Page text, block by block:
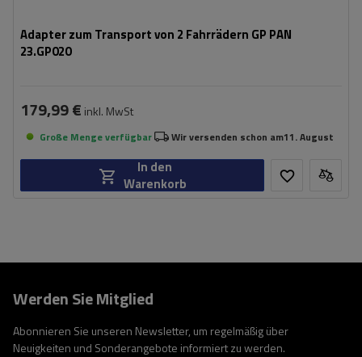
Adapter zum Transport von 2 Fahrrädern GP PAN
23.GP020
179,99 € inkl. MwSt
Große Menge verfügbar Wir versenden schon am11. August
In den
Warenkorb
Werden Sie Mitglied
Abonnieren Sie unseren Newsletter, um regelmäßig über
Neuigkeiten und Sonderangebote informiert zu werden.